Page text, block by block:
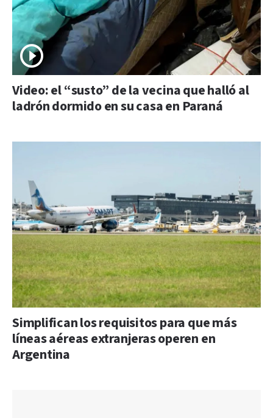
Video: el “susto” de la vecina que halló al
ladrón dormido en su casa en Paraná
Simplifican los requisitos para que más
líneas aéreas extranjeras operen en
Argentina